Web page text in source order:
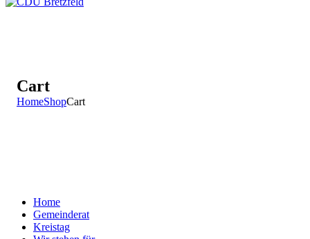
Cart
HomeShopCart
Home
Gemeinderat
Kreistag